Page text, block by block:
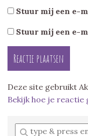
Stuur mij een e-
Stuur mij een e-
Deze site gebruikt
Bekijk hoe je
Enter